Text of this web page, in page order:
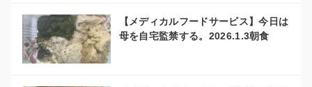
【メディカルフードサービス】今日は
母を自宅監禁する。2026.1.3朝食